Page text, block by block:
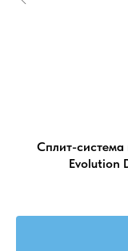
Сплит-система
Evolution